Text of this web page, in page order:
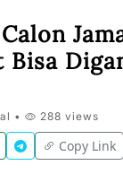
Bisa
• 288 views
Copy Link